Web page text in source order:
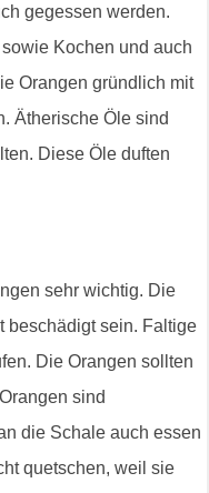
gegessen werden.
Kochen und auch
Orangen gründlich mit
Ätherische Öle sind
Diese Öle duften
sehr wichtig. Die
beschädigt sein. Faltige
Die Orangen sollten
sind
die Schale auch essen
quetschen, weil sie